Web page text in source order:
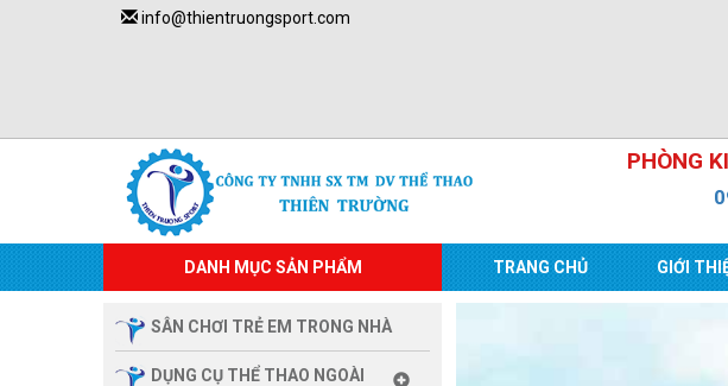
info@thientruongsport.com
PHÒNG
DANH MỤC SẢN PHẨM TRANG CHỦ GIỚI
SÂN CHƠI TRẺ EM TRONG NHÀ
DỤNG CỤ THỂ THAO NGOÀI